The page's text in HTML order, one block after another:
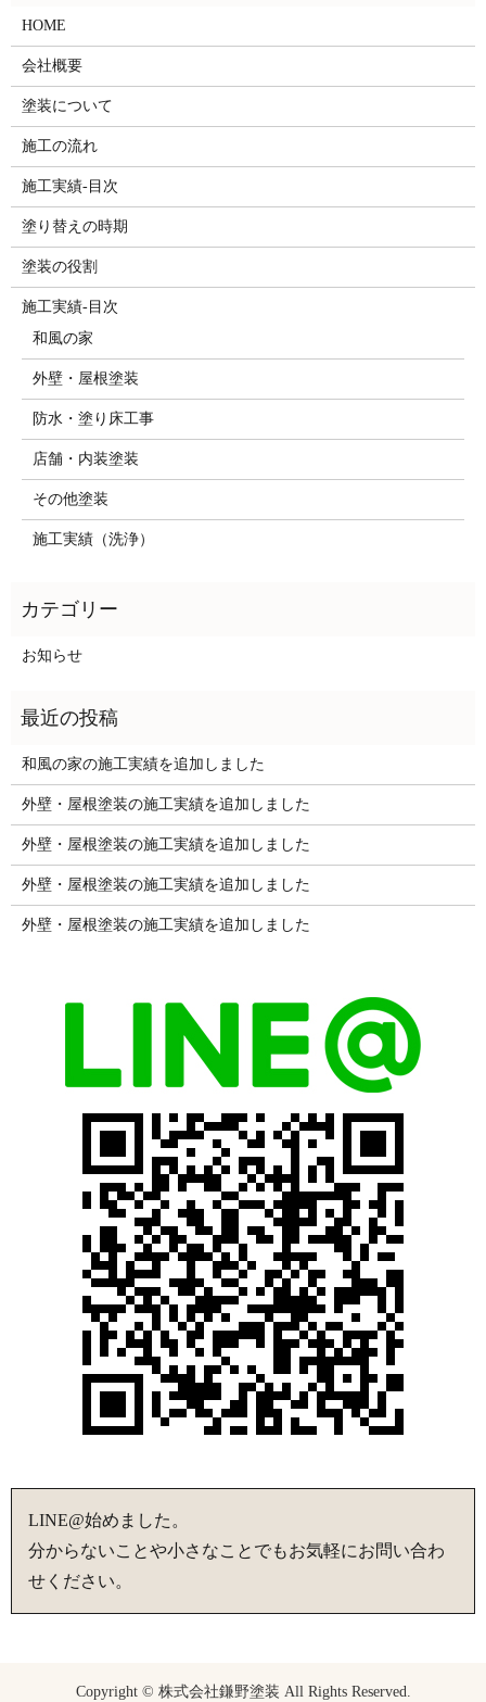
HOME
会社概要
塗装について
施工の流れ
施工実績-目次
塗り替えの時期
塗装の役割
施工実績-目次
和風の家
外壁・屋根塗装
防水・塗り床工事
店舗・内装塗装
その他塗装
施工実績（洗浄）
お知らせ
和風の家の施工実績を追加しました
外壁・屋根塗装の施工実績を追加しました
外壁・屋根塗装の施工実績を追加しました
外壁・屋根塗装の施工実績を追加しました
外壁・屋根塗装の施工実績を追加しました
LINE@始めました。
分からないことや小さなことでもお気軽にお問い合わ
せください。
Copyright © 株式会社鎌野塗装 All Rights Reserved.